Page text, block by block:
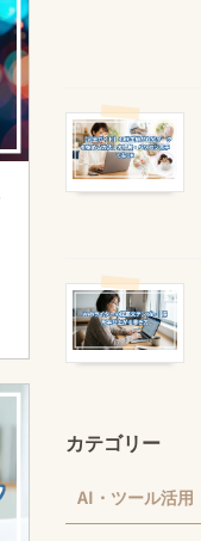
カテゴリー
AI・ツール活用